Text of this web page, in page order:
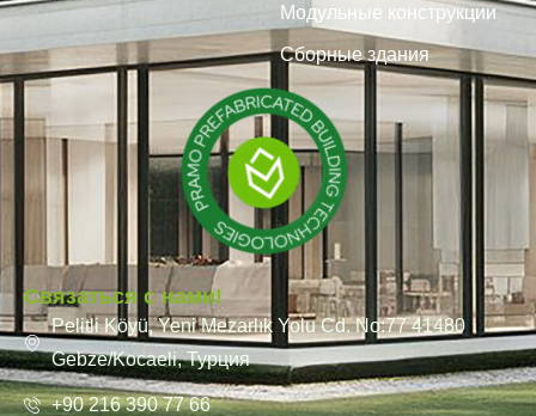
Модульные конструкции
Сборные здания
Связаться с нами!
Pelitli Köyü, Yeni Mezarlık Yolu Cd. No:77 41480
Gebze/Kocaeli, Турция
+90 216 390 77 66